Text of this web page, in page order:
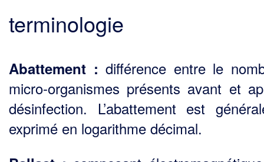
terminologie
Abattement : différence entre le
micro-organismes présents avant et
désinfection. L’abattement est
exprimé en logarithme décimal.